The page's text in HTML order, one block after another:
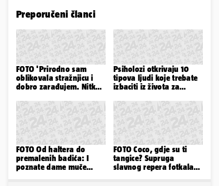
Preporučeni članci
FOTO 'Prirodno sam
oblikovala stražnjicu i
dobro zarađujem. Nitko
Psiholozi otkrivaju 10
tipova ljudi koje trebate
izbaciti iz života za
FOTO Od haltera do
premalenih badića: I
poznate dame muče
FOTO Coco, gdje su ti
tangice? Supruga
slavnog repera fotkala